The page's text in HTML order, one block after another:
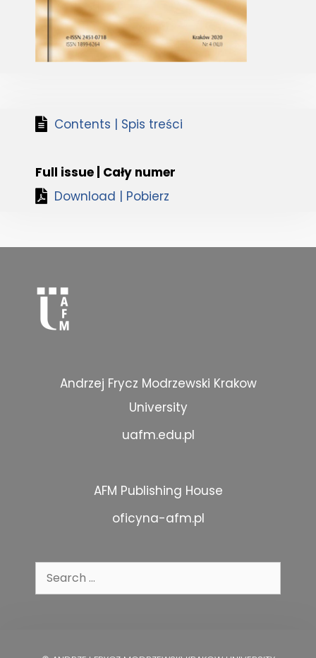
Contents | Spis treści
Full issue | Cały numer
Download | Pobierz
Andrzej Frycz Modrzewski Krakow
University
uafm.edu.pl
AFM Publishing House
oficyna-afm.pl
Search
for: